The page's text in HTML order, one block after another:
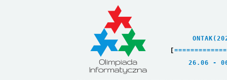
[ =============
26.06